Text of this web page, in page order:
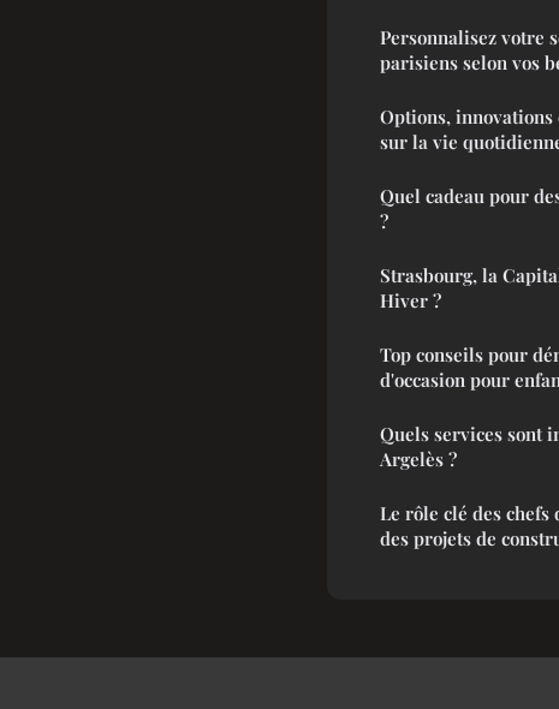
Personnalisez votre
parisiens selon vos
Options,
sur la vie
Quel cadeau pour
?
Strasbourg, la
Hiver ?
Top conseils pour
d'occasion pour
Quels services sont
Argelès ?
Le rôle clé des chefs
des projets de